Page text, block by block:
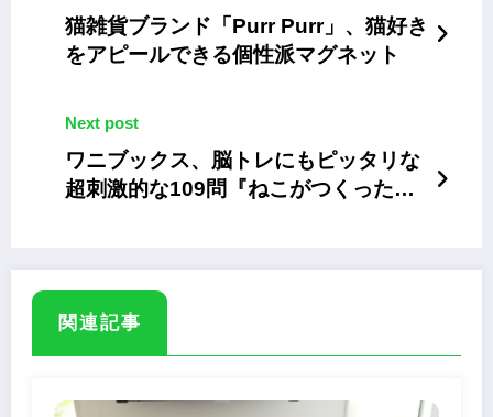
猫雑貨ブランド「Purr Purr」、猫好き
をアピールできる個性派マグネット
Next post
ワニブックス、脳トレにもピッタリな
超刺激的な109問『ねこがつくった理
関連記事